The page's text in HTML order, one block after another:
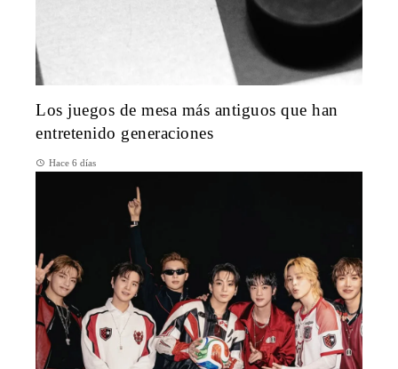
Los juegos de mesa más antiguos que han
entretenido generaciones
Hace 6 días